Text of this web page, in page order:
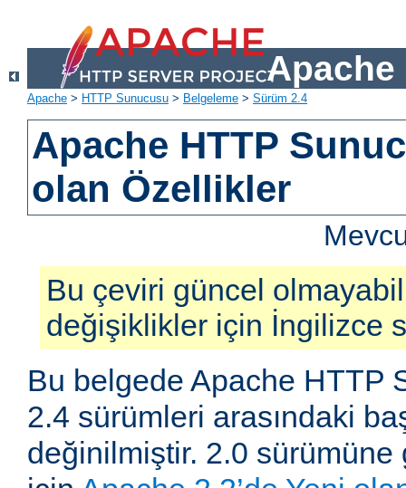
Apache
Apache > HTTP Sunucusu > Belgeleme > Sürüm 2.4
Apache HTTP
olan Özellikler
Bu çeviri güncel
değişiklikler için İngilizce
Bu belgede Apache HTTP
2.4 sürümleri arasındaki
değinilmiştir. 2.0